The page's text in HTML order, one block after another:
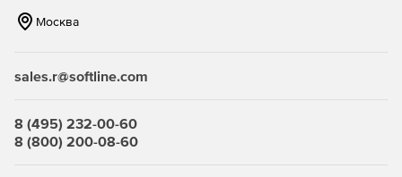
Москва
sales.r@softline.com
8 (495) 232-00-60
8 (800) 200-08-60